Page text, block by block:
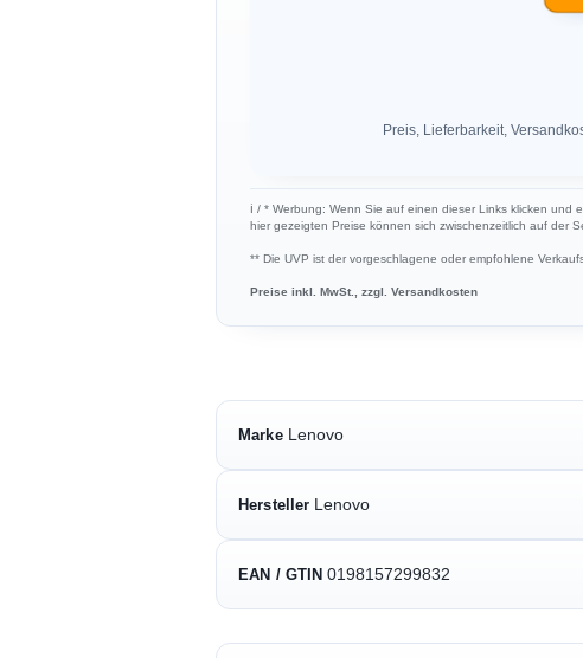
Preis, Lieferbarkeit,
ℹ︎ / * Werbung: Wenn Sie auf einen dieser Links klicken
hier gezeigten Preise können sich zwischenzeitlich auf der
** Die UVP ist der vorgeschlagene oder empfohlene
Preise inkl. MwSt., zzgl. Versandkosten
Marke Lenovo
Hersteller Lenovo
EAN / GTIN 0198157299832